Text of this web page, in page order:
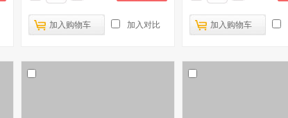
加入购物车 加入对比 加入购物车